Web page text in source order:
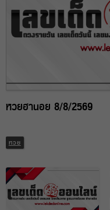
หวยฮานอย 8/8/2569
หวย